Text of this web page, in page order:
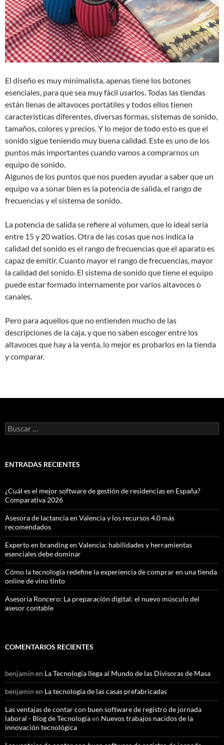
El diseño es muy minimalista, apenas tiene los botones
esenciales, para que sea muy fácil usarlos. Todas las tiendas
están llenas de altavoces portátiles y todos ellos tienen
características diferentes, diversas formas, sistemas de sonido,
tamaños, colores y precios. Y lo mejor de todo esto es que el
sonido sigue teniendo muy buena calidad. Este es uno de los
puntos más importantes cuando vamos a comprarnos un
equipo de sonido.
Algunos de los puntos que nos pueden ayudar a saber que un
equipo va a sonar bien es la potencia de salida, el rango de
frecuencias y el sistema de sonido.
La potencia de salida se refiere al volumen, que lo ideal sería
entre 15 y 20 watios. Otra de las cosas que nos indica la
calidad del sonido es el rango de frecuencias que el aparato es
capaz de emitir. Cuanto mayor el rango de frecuencias, mayor
la calidad del sonido. El sistema de sonido que tiene el equipo
puede estar formado internamente por varios altavoces o
canales.
Pero para aquellos que no entienden mucho de las
descripciones de la caja, y que no saben escoger entre los
altavoces que hay a la venta, lo mejor es probarlos en la tienda
y comparar.
Buscar:
ENTRADAS RECIENTES
¿Cuál es el mejor software de gestión de residencias en España?
Comparativa 2026
Asesora de lactancia en Valencia y los recursos 4.0 más
recomendados
Experto en branding en Valencia: habilidades y herramientas
esenciales debe dominar
Cómo la tecnología redefine la experiencia de comprar en una tienda
online de vino tinto
Asesoría Roncero: La preparación digital: el nuevo músculo del
asesor contable
COMENTARIOS RECIENTES
benjamin en La Tecnología llega al Mundo de las Divisoras de Masa
benjamin en La tecnología de las casas prefabricadas
Las ventajas de contar con buen software de registro de jornada
laboral - Blog de Tecnologíaen Nuevos trabajos nacidos de la
innovación tecnológica